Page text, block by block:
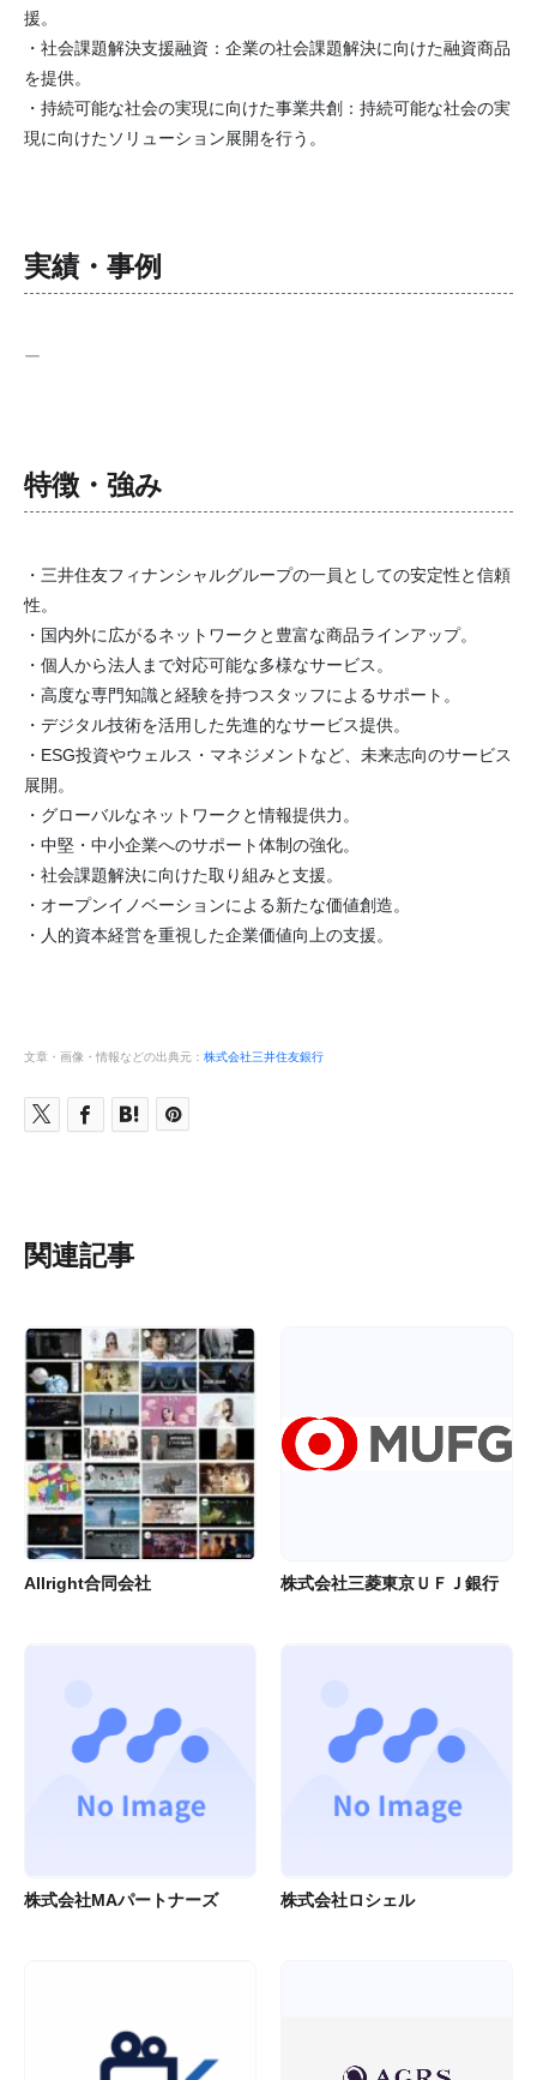
援。
・社会課題解決支援融資：企業の社会課題解決に向けた融資商品
を提供。
・持続可能な社会の実現に向けた事業共創：持続可能な社会の実
現に向けたソリューション展開を行う。
実績・事例
ー
特徴・強み
・三井住友フィナンシャルグループの一員としての安定性と信頼
性。
・国内外に広がるネットワークと豊富な商品ラインアップ。
・個人から法人まで対応可能な多様なサービス。
・高度な専門知識と経験を持つスタッフによるサポート。
・デジタル技術を活用した先進的なサービス提供。
・ESG投資やウェルス・マネジメントなど、未来志向のサービス
展開。
・グローバルなネットワークと情報提供力。
・中堅・中小企業へのサポート体制の強化。
・社会課題解決に向けた取り組みと支援。
・オープンイノベーションによる新たな価値創造。
・人的資本経営を重視した企業価値向上の支援。
文章・画像・情報などの出典元： 株式会社三井住友銀行
関連記事
Allright合同会社 株式会社三菱東京ＵＦＪ銀行
株式会社MAパートナーズ 株式会社ロシェル